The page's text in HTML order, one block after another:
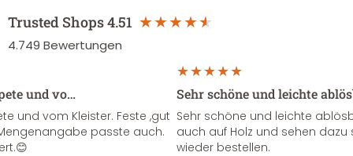
Trusted Shops4.51
4.749 Bewertungen
und vo…
und vom Kleister. Feste ,gut
passte auch.
Sehr schöne und leichte
Sehr schöne und leichte
auch auf Holz und sehen
wieder bestellen.